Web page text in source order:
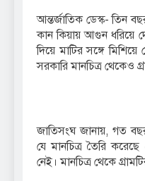
আন্তর্জাতিক ডেস্ক- তিন
কান কিয়ায় আগুন ধরিয়ে
দিয়ে মাটির সঙ্গে
সরকারি মানচিত্র থেকেও
জাতিসংঘ জানায়, গত
যে মানচিত্র তৈরি করেছে
নেই। মানচিত্র থেকে